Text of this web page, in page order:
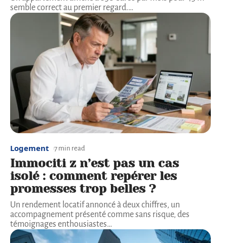
semble correct au premier regard.…
Logement 7 min read
Immociti z n’est pas un cas
isolé : comment repérer les
promesses trop belles ?
Un rendement locatif annoncé à deux chiffres, un
accompagnement présenté comme sans risque, des
témoignages enthousiastes…